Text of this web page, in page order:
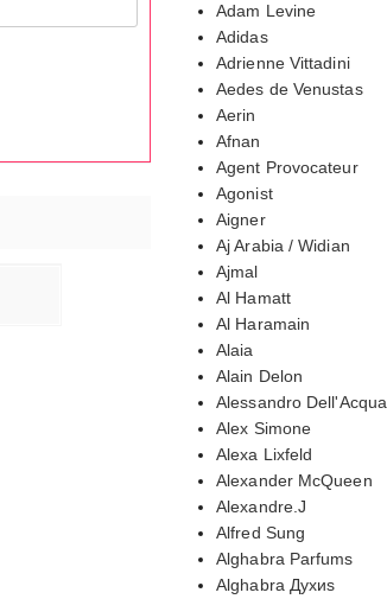
Adam Levine
Adidas
Adrienne Vittadini
Aedes de Venustas
Aerin
Afnan
Agent Provocateur
Agonist
Aigner
Aj Arabia / Widian
Ajmal
Al Hamatt
Al Haramain
Alaia
Alain Delon
Alessandro Dell'Acqua
Alex Simone
Alexa Lixfeld
Alexander McQueen
Alexandre.J
Alfred Sung
Alghabra Parfums
Alghabra Духиs